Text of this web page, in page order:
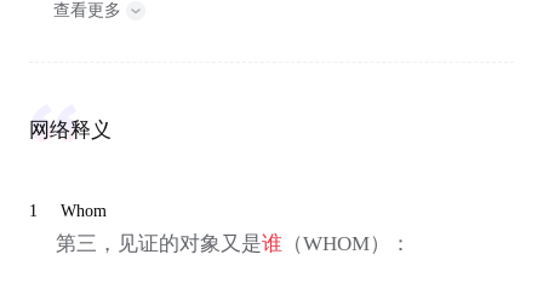
查看更多
网络释义
1 Whom
第三，见证的对象又是谁 （WHOM）：